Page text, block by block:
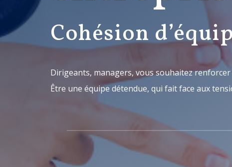
Cohésion
Dirigeants, managers, vous souhaitez
Être une équipe détendue, qui fait face aux